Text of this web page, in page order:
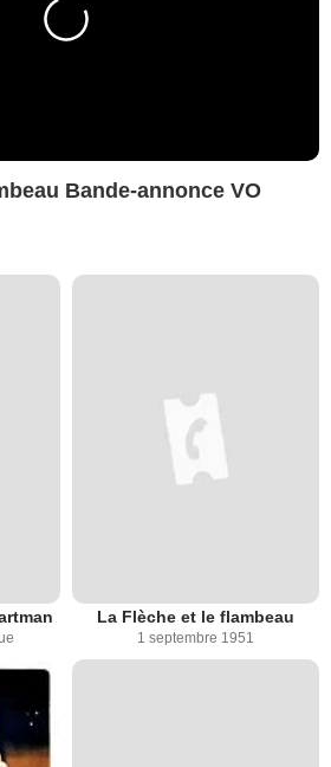
Bande-annonce VO
La Flèche et le flambeau
1 septembre 1951